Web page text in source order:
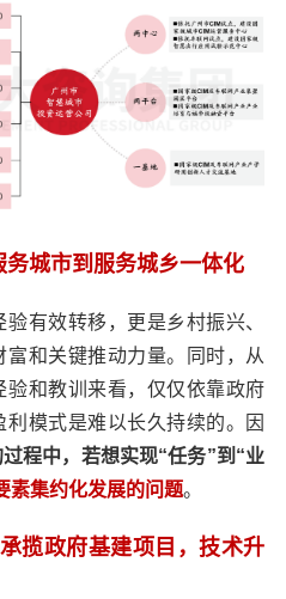
城市到服务城乡一体化
有效转移，更是乡村振兴、
和关键推动力量。同时，从
和教训来看，仅仅依靠政府
模式是难以长久持续的。因
程中，若想实现“任务”到“业
素集约化发展的问题。
揽政府基建项目，技术升